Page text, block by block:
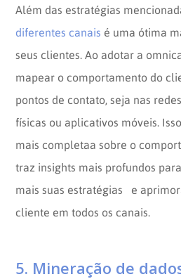
Além das estratégias
diferentes canais é uma ótima
seus clientes. Ao adotar a
mapear o comportamento do
pontos de contato, seja nas
físicas ou aplicativos móveis.
mais completaa sobre o
traz insights mais profundos
mais suas estratégias e
cliente em todos os canais.
5. Mineração de